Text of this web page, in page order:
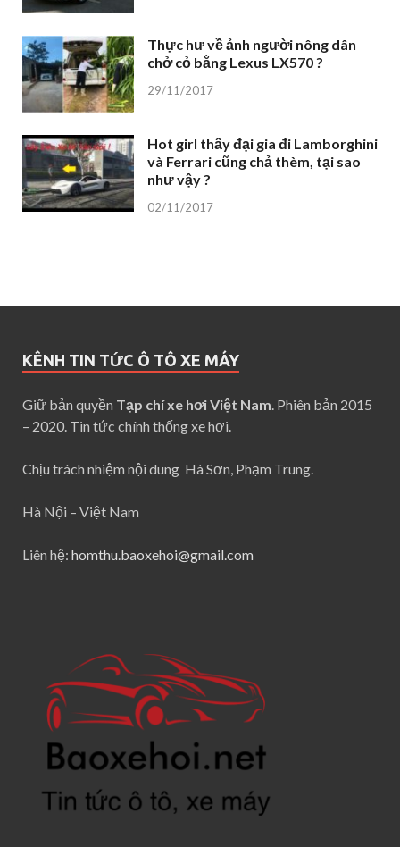
Thực hư về ảnh người nông dân
chở cỏ bằng Lexus LX570 ?
29/11/2017
Hot girl thấy đại gia đi Lamborghini
và Ferrari cũng chả thèm, tại sao
như vậy ?
02/11/2017
KÊNH TIN TỨC Ô TÔ XE MÁY
Giữ bản quyền Tạp chí xe hơi Việt Nam. Phiên bản 2015
– 2020. Tin tức chính thống xe hơi.
Chịu trách nhiệm nội dung Hà Sơn, Phạm Trung.
Hà Nội – Việt Nam
Liên hệ: homthu.baoxehoi@gmail.com